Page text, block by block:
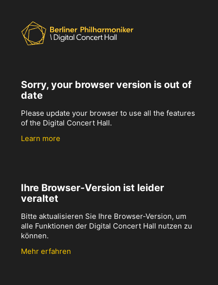
Sorry, your browser version is out of
date
Please update your browser to use all the features
of the Digital Concert Hall.
Learn more
Ihre Browser-Version ist leider
veraltet
Bitte aktualisieren Sie Ihre Browser-Version, um
alle Funktionen der Digital Concert Hall nutzen zu
können.
Mehr erfahren